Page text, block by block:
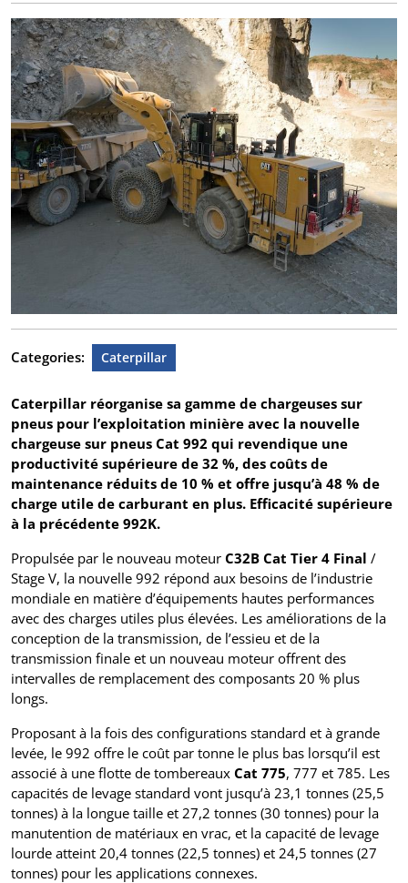
Categories: Caterpillar
Caterpillar réorganise sa gamme de chargeuses sur
pneus pour l’exploitation minière avec la nouvelle
chargeuse sur pneus Cat 992 qui revendique une
productivité supérieure de 32 %, des coûts de
maintenance réduits de 10 % et offre jusqu’à 48 % de
charge utile de carburant en plus. Efficacité supérieure
à la précédente 992K.
Propulsée par le nouveau moteur C32B Cat Tier 4 Final /
Stage V, la nouvelle 992 répond aux besoins de l’industrie
mondiale en matière d’équipements hautes performances
avec des charges utiles plus élevées. Les améliorations de la
conception de la transmission, de l’essieu et de la
transmission finale et un nouveau moteur offrent des
intervalles de remplacement des composants 20 % plus
longs.
Proposant à la fois des configurations standard et à grande
levée, le 992 offre le coût par tonne le plus bas lorsqu’il est
associé à une flotte de tombereaux Cat 775, 777 et 785. Les
capacités de levage standard vont jusqu’à 23,1 tonnes (25,5
tonnes) à la longue taille et 27,2 tonnes (30 tonnes) pour la
manutention de matériaux en vrac, et la capacité de levage
lourde atteint 20,4 tonnes (22,5 tonnes) et 24,5 tonnes (27
tonnes) pour les applications connexes.